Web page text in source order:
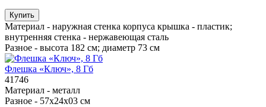
Купить
Материал - наружная стенка корпуса крышка - пластик;
внутренняя стенка - нержавеющая сталь
Разное - высота 182 см; диаметр 73 см
Флешка «Ключ», 8 Гб
41746
Материал - металл
Разное - 57х24х03 см